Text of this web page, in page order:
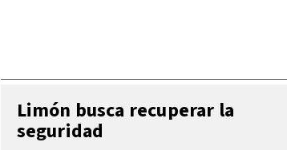
Limón busca recuperar la
seguridad